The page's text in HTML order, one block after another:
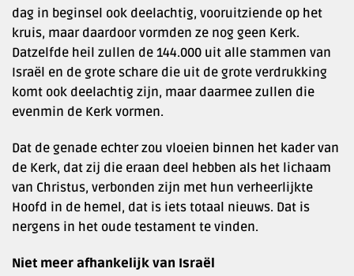
dag in beginsel ook deelachtig, vooruitziende op het
kruis, maar daardoor vormden ze nog geen Kerk.
Datzelfde heil zullen de 144.000 uit alle stammen van
Israël en de grote schare die uit de grote verdrukking
komt ook deelachtig zijn, maar daarmee zullen die
evenmin de Kerk vormen.
Dat de genade echter zou vloeien binnen het kader van
de Kerk, dat zij die eraan deel hebben als het lichaam
van Christus, verbonden zijn met hun verheerlijkte
Hoofd in de hemel, dat is iets totaal nieuws. Dat is
nergens in het oude testament te vinden.
Niet meer afhankelijk van Israël